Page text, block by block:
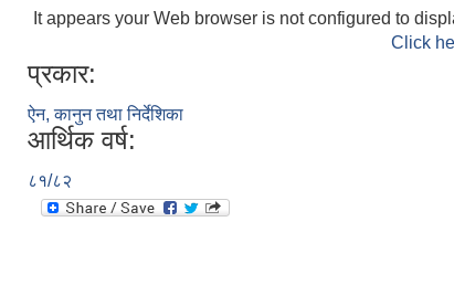
It appears your Web browser is not configured to
Click
प्रकार:
ऐन, कानुन तथा निर्देशिका
आर्थिक वर्ष:
८१/८२